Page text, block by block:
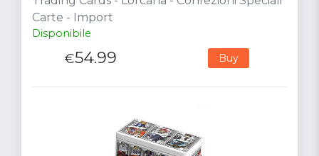
Carte - Import
Disponibile
€54.99 Buy